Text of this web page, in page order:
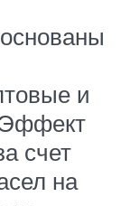
и
счет
на